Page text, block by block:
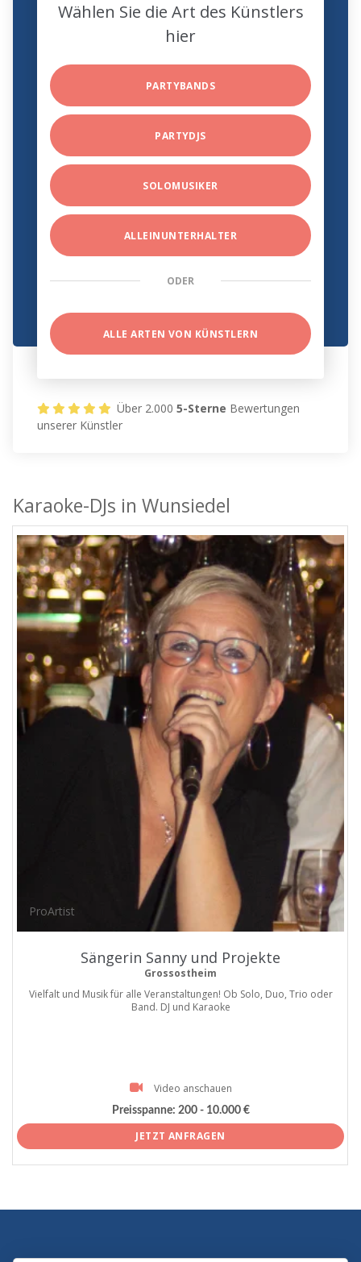
Wählen Sie die Art des Künstlers
hier
PARTYBANDS
PARTYDJS
SOLOMUSIKER
ALLEINUNTERHALTER
ODER
ALLE ARTEN VON KÜNSTLERN
Über 2.0005-Sterne Bewertungen
unserer Künstler
Karaoke-DJs in Wunsiedel
ProArtist
Sängerin Sanny und Projekte
Grossostheim
Vielfalt und Musik für alle Veranstaltungen! Ob Solo, Duo, Trio oder
Band. DJ und Karaoke
Video anschauen
Preisspanne: 200 - 10.000 €
JETZT ANFRAGEN